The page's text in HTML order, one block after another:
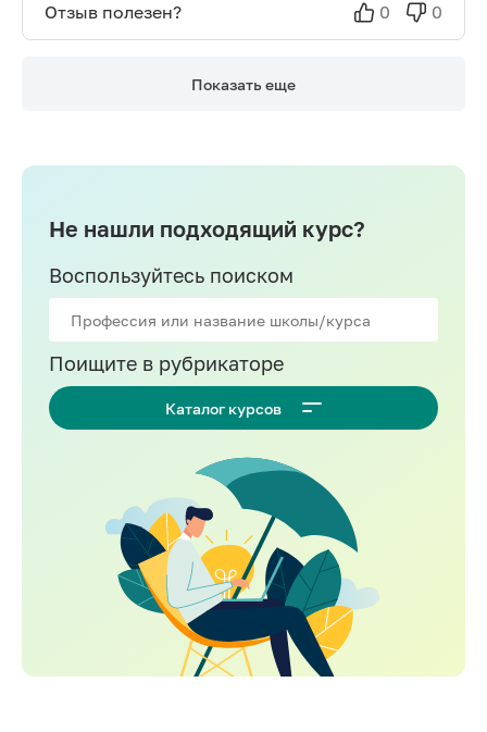
Отзыв полезен? 0 0
Показать еще
Не нашли подходящий курс?
Воспользуйтесь поиском
Поищите в рубрикаторе
Каталог курсов